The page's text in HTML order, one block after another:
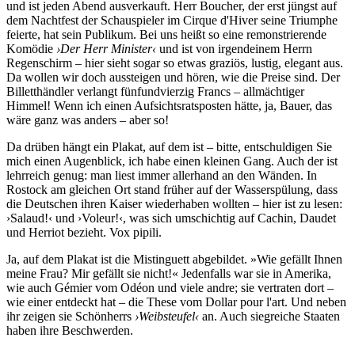
und ist jeden Abend ausverkauft. Herr Boucher, der erst jüngst auf
dem Nachtfest der Schauspieler im Cirque d'Hiver seine Triumphe
feierte, hat sein Publikum. Bei uns heißt so eine remonstrierende
Komödie ›Der Herr Minister‹ und ist von irgendeinem Herrn
Regenschirm – hier sieht sogar so etwas graziös, lustig, elegant aus.
Da wollen wir doch aussteigen und hören, wie die Preise sind. Der
Billetthändler verlangt fünfundvierzig Francs – allmächtiger
Himmel! Wenn ich einen Aufsichtsratsposten hätte, ja, Bauer, das
wäre ganz was anders – aber so!
Da drüben hängt ein Plakat, auf dem ist – bitte, entschuldigen Sie
mich einen Augenblick, ich habe einen kleinen Gang. Auch der ist
lehrreich genug: man liest immer allerhand an den Wänden. In
Rostock am gleichen Ort stand früher auf der Wasserspülung, dass
die Deutschen ihren Kaiser wiederhaben wollten – hier ist zu lesen:
›Salaud!‹ und ›Voleur!‹, was sich umschichtig auf Cachin, Daudet
und Herriot bezieht. Vox pipili.
Ja, auf dem Plakat ist die Mistinguett abgebildet. »Wie gefällt Ihnen
meine Frau? Mir gefällt sie nicht!« Jedenfalls war sie in Amerika,
wie auch Gémier vom Odéon und viele andre; sie vertraten dort –
wie einer entdeckt hat – die These vom Dollar pour l'art. Und neben
ihr zeigen sie Schönherrs ›Weibsteufel‹ an. Auch siegreiche Staaten
haben ihre Beschwerden.